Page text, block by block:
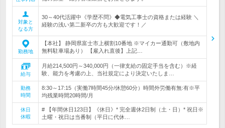
対象と
なる方
30～40代活躍中《学歴不問》◆電気工事士の資格または経験 ＼
経験の浅い第二新卒の方も大歓迎です！／
勤務地
【本社】 静岡県富士市上横割10番地 ※マイカー通勤可（敷地内
無料駐車場あり） 【雇入れ直後】上記…
給与
月給214,500円～340,000円（一律支給の固定手当を含む）※経
験、能力を考慮の上、当社規定により決定いたしま…
勤務
時間
8:30～17:15（実働7時間45分/休憩60分）時間外労働有無:有※平
均残業時間20時間/月
休日
休暇
# 【年間休日123日】《休日》* 完全週休2日制（土・日）* 祝日※
土曜・祝日は当番制（平日に代休…